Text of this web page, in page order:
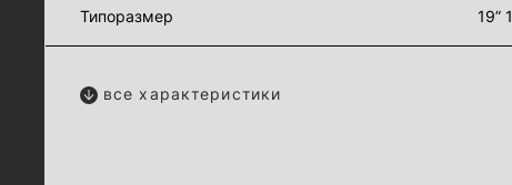
Типоразмер 19”
все характеристики